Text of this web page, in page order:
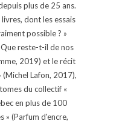
plus de 25 ans.
dont les essais
possible ? »
reste-t-il de nos
2019) et le récit
(Michel Lafon, 2017),
du collectif «
en plus de 100
» (Parfum d'encre,